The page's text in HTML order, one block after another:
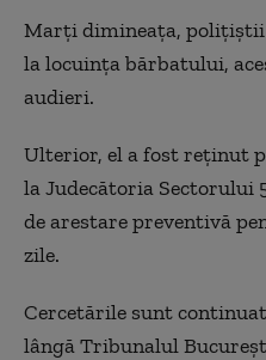
Marţi dimineaţa, poliţiştii
la locuinţa bărbatului,
audieri.
Ulterior, el a fost reţinut
la Judecătoria Sectorului
de arestare preventivă
zile.
Cercetările sunt
lângă Tribunalul